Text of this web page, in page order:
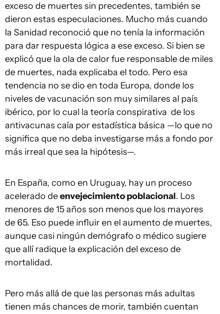
exceso de muertes sin precedentes, también se
dieron estas especulaciones. Mucho más cuando
la Sanidad reconoció que no tenía la información
para dar respuesta lógica a ese exceso. Si bien se
explicó que la ola de calor fue responsable de miles
de muertes, nada explicaba el todo. Pero esa
tendencia no se dio en toda Europa, donde los
niveles de vacunación son muy similares al país
ibérico, por lo cual la teoría conspirativa de los
antivacunas caía por estadística básica —lo que no
significa que no deba investigarse más a fondo por
más irreal que sea la hipótesis—.
En España, como en Uruguay, hay un proceso
acelerado deenvejecimiento poblacional. Los
menores de 15 años son menos que los mayores
de 65. Eso puede influir en el aumento de muertes,
aunque casi ningún demógrafo o médico sugiere
que allí radique la explicación del exceso de
mortalidad.
Pero más allá de que las personas más adultas
tienen más chances de morir, también cuentan